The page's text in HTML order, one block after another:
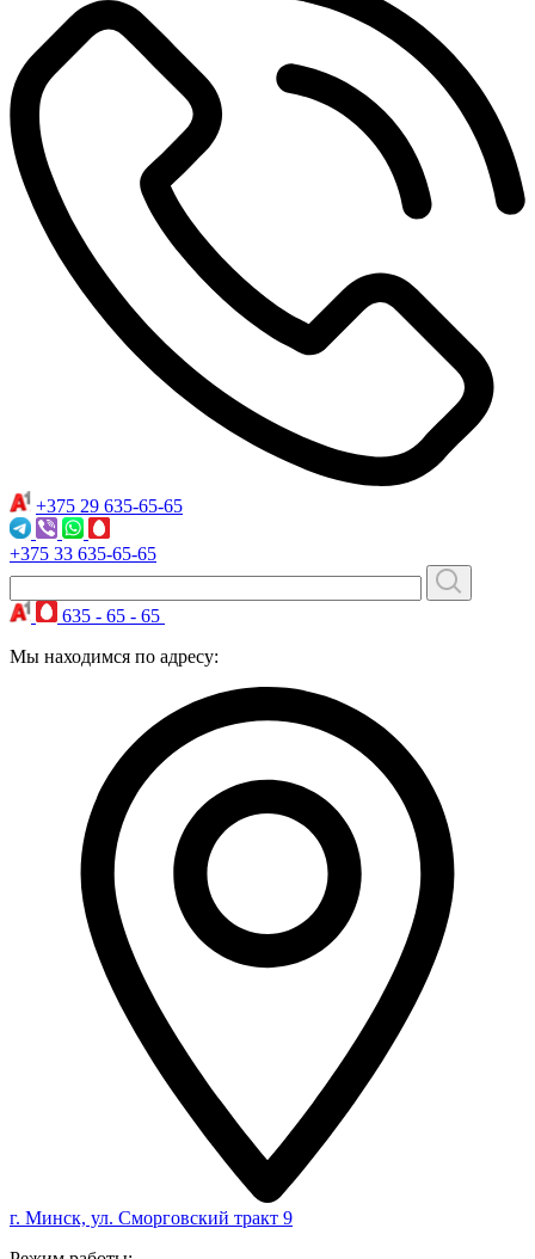
+375 29 635-65-65
+375 33 635-65-65
635 - 65 - 65
Мы находимся по адресу:
г. Минск, ул. Сморговский тракт 9